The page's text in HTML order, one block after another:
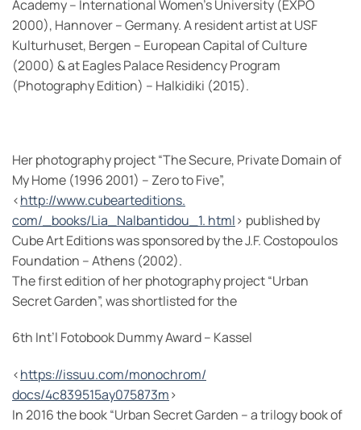
Academy – International Women’s University (EXPO
2000), Hannover – Germany. A resident artist at USF
Kulturhuset, Bergen – European Capital of Culture
(2000) & at Eagles Palace Residency Program
(Photography Edition) – Halkidiki (2015).
Her photography project “The Secure, Private Domain of
My Home (1996 2001) – Zero to Five”,
<http://www.cubearteditions.
com/_books/Lia_Nalbantidou_1. html> published by
Cube Art Editions was sponsored by the J.F. Costopoulos
Foundation – Athens (2002).
The first edition of her photography project “Urban
Secret Garden”, was shortlisted for the
6th Int’l Fotobook Dummy Award – Kassel
<https://issuu.com/monochrom/
docs/4c839515ay075873m>
In 2016 the book “Urban Secret Garden – a trilogy book of